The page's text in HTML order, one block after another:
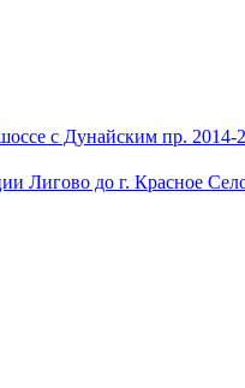
с Дунайским пр. 2014-
Лигово до г. Красное